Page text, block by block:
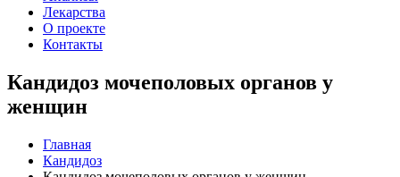
Лекарства
О проекте
Контакты
Кандидоз мочеполовых органов у
женщин
Главная
Кандидоз